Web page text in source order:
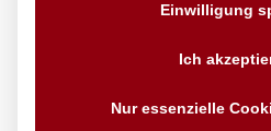
Einwilligung
Ich
Nur essenzielle